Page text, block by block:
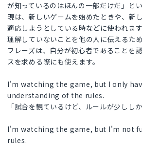
が知っているのはほんの一部だけだ」と
現は、新しいゲームを始めたときや、新
適応しようとしている時などに使われま
理解していないことを他の人に伝えるた
フレーズは、自分が初心者であることを
スを求める際にも使えます。
I'm watching the game, but I only
understanding of the rules.
「試合を観ているけど、ルールが少しし
I'm watching the game, but I'm not
rules.